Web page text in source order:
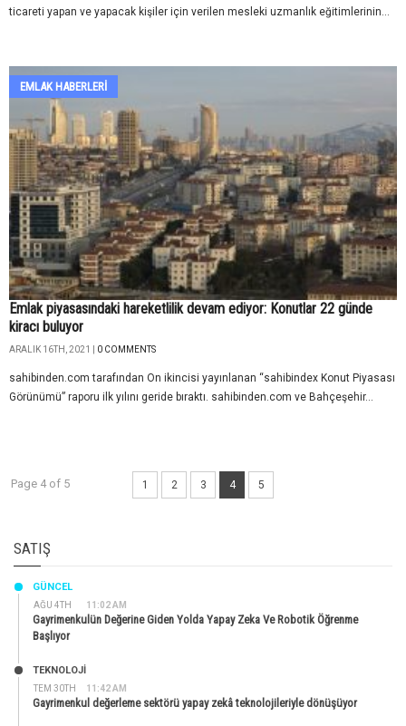
ticareti yapan ve yapacak kişiler için verilen mesleki uzmanlık eğitimlerinin...
EMLAK HABERLERI
Emlak piyasasındaki hareketlilik devam ediyor: Konutlar 22 günde
kiracı buluyor
ARALIK 16TH, 2021 | 0 COMMENTS
sahibinden.com tarafından On ikincisi yayınlanan “sahibindex Konut Piyasası
Görünümü” raporu ilk yılını geride bıraktı. sahibinden.com ve Bahçeşehir...
Page 4 of 5 1 2 3 4 5
SATIŞ
AĞU 4TH 11:02 AM
GÜNCEL
Gayrimenkulün Değerine Giden Yolda Yapay Zeka Ve Robotik Öğrenme
Başlıyor
TEM 30TH 11:42 AM
TEKNOLOJİ
Gayrimenkul değerleme sektörü yapay zekâ teknolojileriyle dönüşüyor